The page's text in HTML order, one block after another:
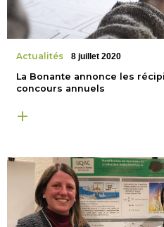
Actualités 8 juillet 2020
La Bonante annonce les
concours annuels